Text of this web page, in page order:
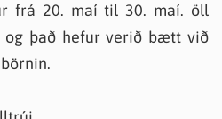
frá 20. maí til 30. maí. öll
og það hefur verið bætt við